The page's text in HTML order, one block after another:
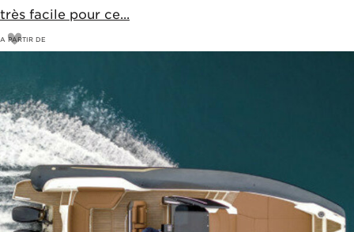
très facile pour ce...
A PARTIR DE